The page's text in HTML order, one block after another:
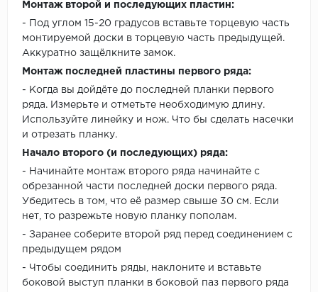
Монтаж второй и последующих пластин:
- Под углом 15-20 градусов вставьте торцевую часть
монтируемой доски в торцевую часть предыдущей.
Аккуратно защёлкните замок.
Монтаж последней пластины первого ряда:
- Когда вы дойдёте до последней планки первого
ряда. Измерьте и отметьте необходимую длину.
Используйте линейку и нож. Что бы сделать насечки
и отрезать планку.
Начало второго (и последующих) ряда:
- Начинайте монтаж второго ряда начинайте с
обрезанной части последней доски первого ряда.
Убедитесь в том, что её размер свыше 30 см. Если
нет, то разрежьте новую планку пополам.
- Заранее соберите второй ряд перед соединением с
предыдущем рядом
- Чтобы соединить ряды, наклоните и вставьте
боковой выступ планки в боковой паз первого ряда